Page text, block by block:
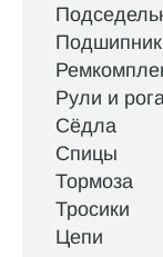
Рули и
Сёдла
Спицы
Тормоза
Тросики
Цепи